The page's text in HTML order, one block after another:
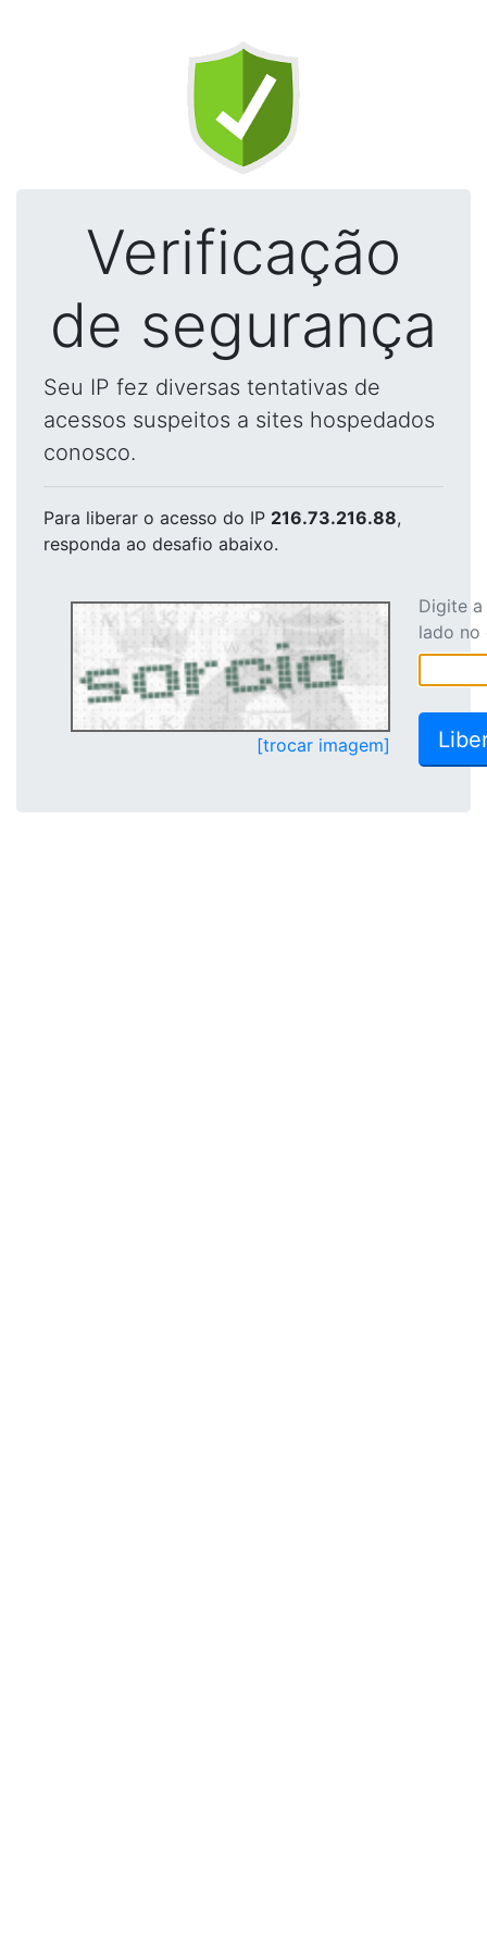
Verificação
de segurança
Seu IP fez diversas tentativas de
acessos suspeitos a sites hospedados
conosco.
Para liberar o acesso do IP 216.73.216.88,
responda ao desafio abaixo.
[trocar imagem]
Digite
lado no